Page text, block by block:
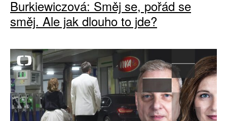
Burkiewiczová: Směj se, pořád se
směj. Ale jak dlouho to jde?